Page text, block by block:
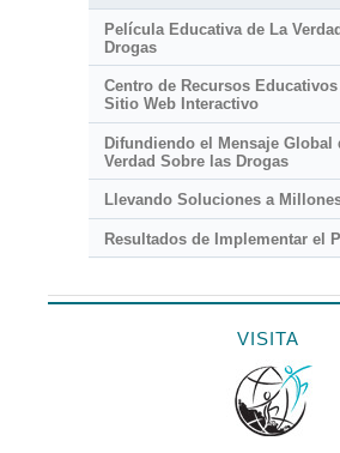
Película Educativa de La
Drogas
Centro de Recursos
Sitio Web Interactivo
Difundiendo el Mensaje Global
Verdad Sobre las Drogas
Llevando Soluciones a
Resultados de Implementar el
VISITA